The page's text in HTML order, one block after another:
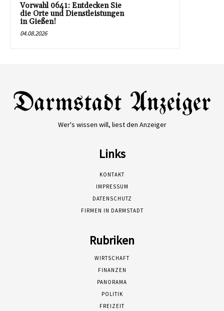
Vorwahl 0641: Entdecken Sie
die Orte und Dienstleistungen
in Gießen!
04.08.2026
Wer's wissen will, liest den Anzeiger
Links
KONTAKT
IMPRESSUM
DATENSCHUTZ
FIRMEN IN DARMSTADT
Rubriken
WIRTSCHAFT
FINANZEN
PANORAMA
POLITIK
FREIZEIT